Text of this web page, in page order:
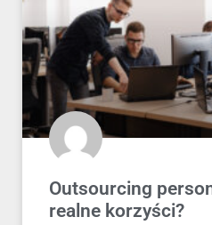
Outsourcing
realne korzyści?